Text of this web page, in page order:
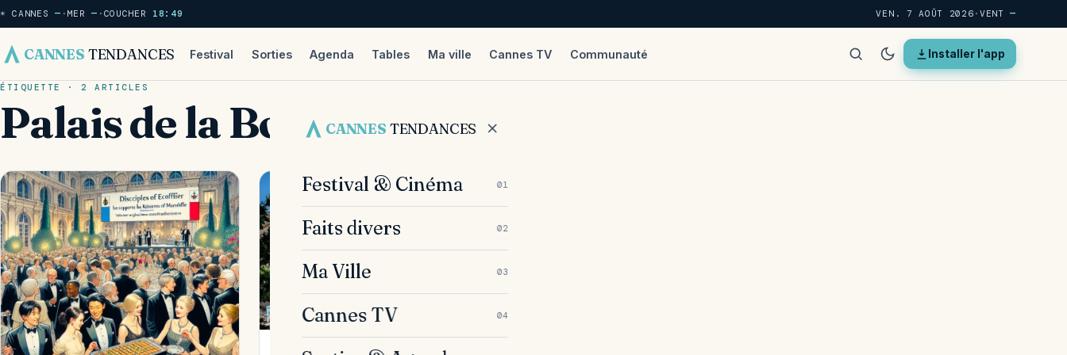
☀ CANNES— · MER— · COUCHER 18:49 VEN. 7 AOÛT 2026 · VENT—
CANNES TENDANCES Festival Sorties Agenda Tables Ma ville Cannes TV Communauté Installer l'app
CANNES TENDANCES
Festival & Cinéma 01
Faits divers 02
Ma Ville 03
Cannes TV 04
ÉTIQUETTE · 2 ARTICLES
Palais de la Bourse
MA VILLE · 22 SEPT. 2023